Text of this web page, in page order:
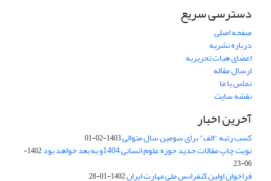
دسترسی سریع
صفحه اصلی
درباره نشریه
اعضای هیات تحریریه
ارسال مقاله
تماس با ما
نقشه سایت
آخرین اخبار
کسب رتبه "الف" برای سومین سال متوالی1403-02-01
نوبت چاپ مقالات جدید حوزه علوم انسانی 1404و به بعد خواهد بود
1402-
06-23
فراخوان اولین کنفرانس ملی مهارت ایران1402-01-28